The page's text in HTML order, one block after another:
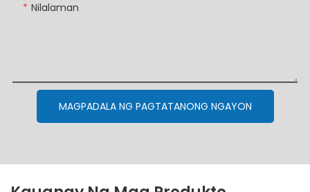
Nilalaman
MAGPADALA NG PAGTATANONG NGAYON